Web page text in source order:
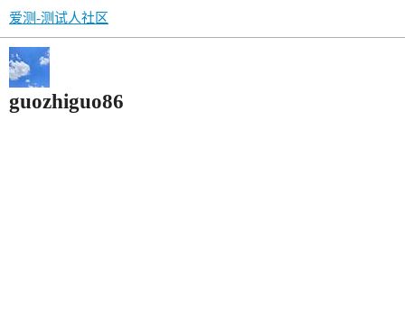
爱测-测试人社区
guozhiguo86